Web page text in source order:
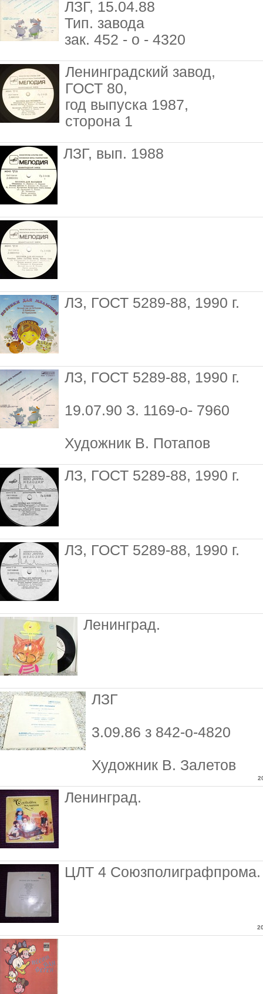
ЛЗГ, 15.04.88
Тип. завода
зак. 452 - о - 4320
Ленинградский завод,
ГОСТ 80,
год выпуска 1987,
сторона 1
ЛЗГ, вып. 1988
ЛЗ, ГОСТ 5289-88, 1990 г.
ЛЗ, ГОСТ 5289-88, 1990 г.
19.07.90 З. 1169-о- 7960
Художник В. Потапов
ЛЗ, ГОСТ 5289-88, 1990 г.
ЛЗ, ГОСТ 5289-88, 1990 г.
Ленинград.
ЛЗГ
3.09.86 з 842-о-4820
Художник В. Залетов
Ленинград.
ЦЛТ 4 Союзполиграфпрома.